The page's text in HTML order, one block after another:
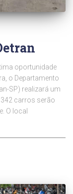
oportunidade
o Departamento
SP) realizará um
342 carros serão
O local